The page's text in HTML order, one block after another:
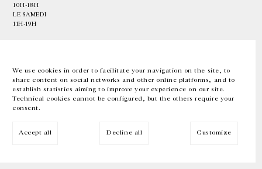
We use cookies in order to facilitate your navigation on the site, to
share content on social networks and other online platforms, and to
establish statistics aiming to improve your experience on our site.
Technical cookies cannot be configured, but the others require your
consent.
Accept all Decline all Customize
10H-18H
LE SAMEDI
11H-19H
EN FR 中文 Facebook Instagram
Inscrivez-vous à notre newsletter